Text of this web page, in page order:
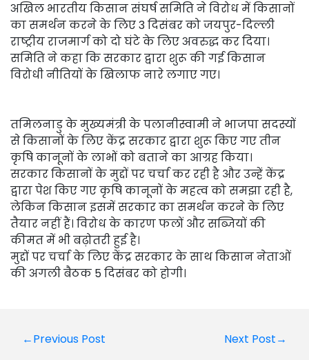
अखिल भारतीय किसान संघर्ष समिति ने विरोध में किसानों
का समर्थन करने के लिए 3 दिसंबर को जयपुर-दिल्ली
राष्ट्रीय राजमार्ग को दो घंटे के लिए अवरुद्ध कर दिया।
समिति ने कहा कि सरकार द्वारा शुरू की गई किसान
विरोधी नीतियों के खिलाफ नारे लगाए गए।
तमिलनाडु के मुख्यमंत्री के पलानीस्वामी ने भाजपा सदस्यों
से किसानों के लिए केंद्र सरकार द्वारा शुरू किए गए तीन
कृषि कानूनों के लाभों को बताने का आग्रह किया।
सरकार किसानों के मुद्दों पर चर्चा कर रही है और उन्हें केंद्र
द्वारा पेश किए गए कृषि कानूनों के महत्व को समझा रही है,
लेकिन किसान इसमें सरकार का समर्थन करने के लिए
तैयार नहीं हैं। विरोध के कारण फलों और सब्जियों की
कीमत में भी बढ़ोतरी हुई है।
मुद्दों पर चर्चा के लिए केंद्र सरकार के साथ किसान नेताओं
की अगली बैठक 5 दिसंबर को होगी।
Post
←Previous Post Next Post→